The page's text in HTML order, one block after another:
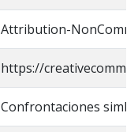
Attribution-
https://
Confrontaciones